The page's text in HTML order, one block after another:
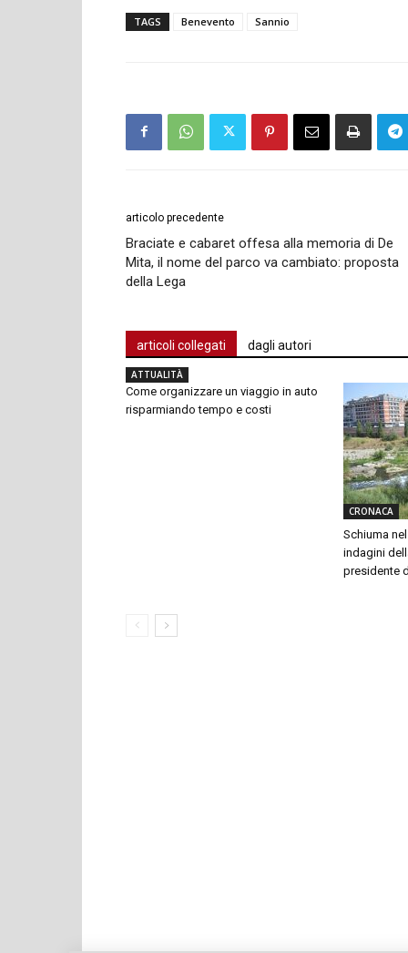
TAGS Benevento Sannio
articolo precedente
Braciate e cabaret offesa alla memoria di De
Mita, il nome del parco va cambiato: proposta
della Lega
articoli collegati dagli autori
ATTUALITÀ
Come organizzare un viaggio in auto
risparmiando tempo e costi
CRONACA
Schiuma
indagini
presidente